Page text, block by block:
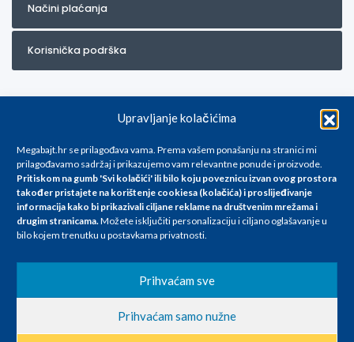
Upravljanje kolačićima
Megabajt.hr se prilagođava vama. Prema vašem ponašanju na stranici mi
prilagođavamo sadržaj i prikazujemo vam relevantne ponude i proizvode.
Pritiskom na gumb 'Svi kolačići' ili bilo koju poveznicu izvan ovog prostora
također pristajete na korištenje cookiesa (kolačića) i proslijeđivanje
informacija kako bi prikazivali ciljane reklame na društvenim mrežama i
drugim stranicama.Možete isključiti personalizaciju i ciljano oglašavanje u
bilo kojem trenutku u postavkama privatnosti.
Prihvaćam sve
Prihvaćam samo nužne
Načini plaćanja
Korisnička podrška
Za artikle kojih trenutno nema u ponudi obratite nam se na
info@megabajt.hr. Sve cijene su informativnog karaktera i podložne su
promjenama, a
iskazane su za avansno plaćanje(gotovina) u Eurima i uključuju PDV. Sve
se razlikovati od cijena u našim poslovnicama. Trudimo se dati što bolji
i točniji opis i sliku. Unatoč tome, ne možemo garantirati da su svi
nastale u opisu proizvoda, greške prilikom štampanja te promjene
cijena.